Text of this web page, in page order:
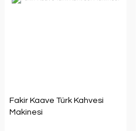
Fakir Kaave Türk Kahvesi
Makinesi